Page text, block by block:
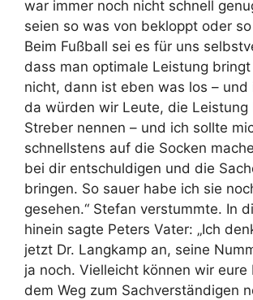
war immer noch nicht schnell
seien so was von bekloppt oder
Beim Fußball sei es für uns
dass man optimale Leistung
nicht, dann ist eben was los – und
da würden wir Leute, die Leistung
Streber nennen – und ich sollte
schnellstens auf die Socken
bei dir entschuldigen und die
bringen. So sauer habe ich sie
gesehen.“ Stefan verstummte. In
hinein sagte Peters Vater: „Ich
jetzt Dr. Langkamp an, seine
ja noch. Vielleicht können wir
dem Weg zum Sachverständigen